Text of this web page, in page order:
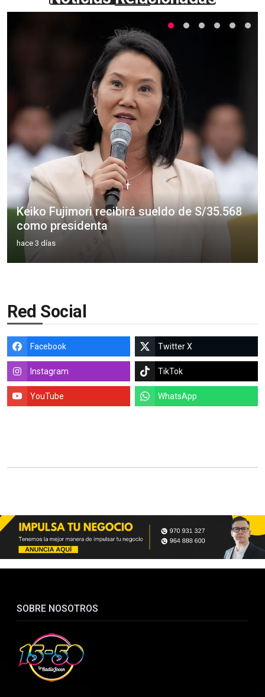
Keiko Fujimori recibirá sueldo de S/35.568
como presidenta
hace 3 días
Red Social
Facebook Twitter X
Instagram TikTok
YouTube WhatsApp
SOBRE NOSOTROS